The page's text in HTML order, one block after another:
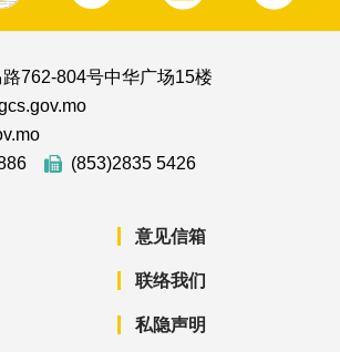
762-804号中华广场15楼
(853)2835 5426
意见信箱
联络我们
私隐声明